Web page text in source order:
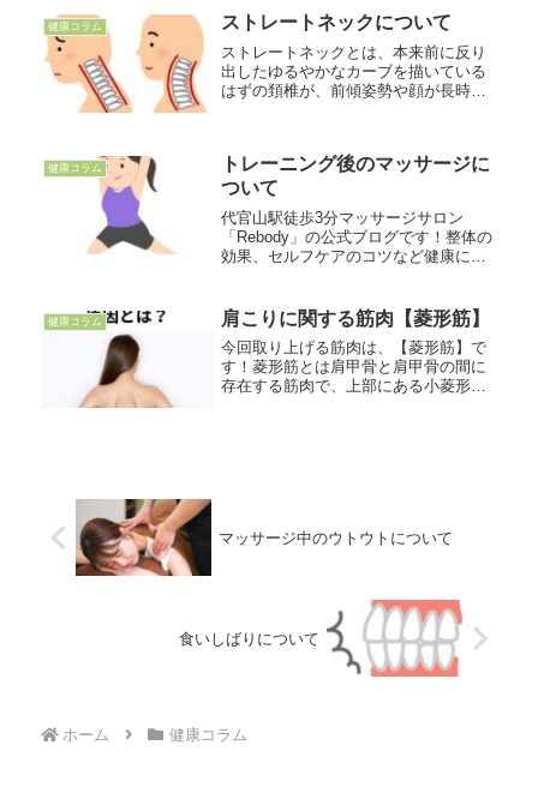
これらの症状は「揉み返し」という症
状かもしれません。揉み返しが起こる
原...
健康コラム ストレートネックについて
ストレートネックとは、本来前に反り
出したゆるやかなカーブを描いている
はずの頚椎が、前傾姿勢や顔が長時間
保つ役割をもっていますが、それが失
わ...
健康コラム
トレーニング後のマッサージに
ついて
代官山駅徒歩3分マッサージサロン
「Rebody」の公式ブログです！整体の
効果、セルフケアのコツなど健康に関
健康コラム 肩こりに関する筋肉【菱形筋】
今回取り上げる筋肉は、【菱形筋】で
す！菱形筋とは肩甲骨と肩甲骨の間に
存在する筋肉で、上部にある小菱形筋
マッサージ中のウトウトについて
食いしばりについて
ホーム 健康コラム